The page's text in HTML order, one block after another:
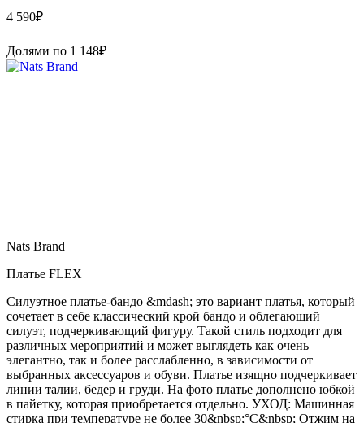
4 590₽
Долями по 1 148₽
Nats Brand
Платье FLEX
Силуэтное платье-бандо &mdash; это вариант платья, который
сочетает в себе классический крой бандо и облегающий
силуэт, подчеркивающий фигуру. Такой стиль подходит для
различных мероприятий и может выглядеть как очень
элегантно, так и более расслабленно, в зависимости от
выбранных аксессуаров и обуви. Платье изящно подчеркивает
линии талии, бедер и груди. На фото платье дополнено юбкой
в пайетку, которая приобретается отдельно. УХОД: Машинная
стирка при температуре не более 30&nbsp;°C&nbsp; Отжим на